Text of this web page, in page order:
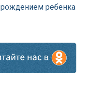
рождением ребенка